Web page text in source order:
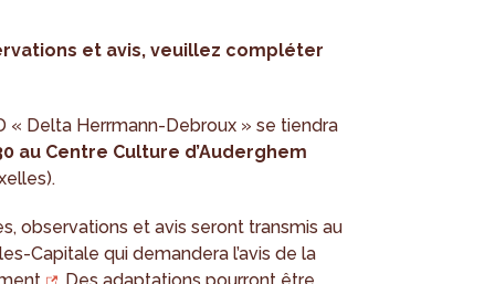
et avis, veuillez compléter
« Delta Herrmann-Debroux » se tiendra
au Centre Culture d’Auderghem
observations et avis seront transmis au
Capitale qui demandera l’avis de la